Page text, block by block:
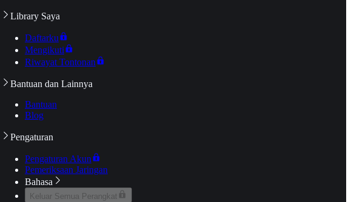
Library Saya
Daftarku
Mengikuti
Riwayat Tontonan
Bantuan dan Lainnya
Bantuan
Blog
Pengaturan
Pengaturan Akun
Pemeriksaan Jaringan
Bahasa
Keluar Semua Perangkat